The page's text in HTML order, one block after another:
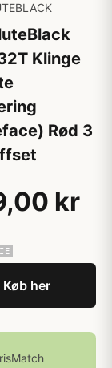
Klinge
Rød 3
kr
Køb her